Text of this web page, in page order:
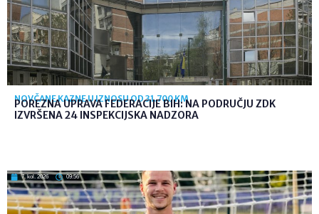
NOVČANE KAZNE U IZNOSU OD 31.700 KM
POREZNA UPRAVA FEDERACIJE BIH: NA PODRUČJU ZDK
IZVRŠENA 24 INSPEKCIJSKA NADZORA
7. kol. 2026 09:56